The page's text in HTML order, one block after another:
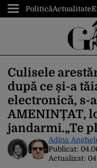
PoliticăActualitate
Culisele
după ce și-a
electronică, s-
AMENINȚAT,
jandarmi.„Te
Adina
Publicat:
Actualizat: